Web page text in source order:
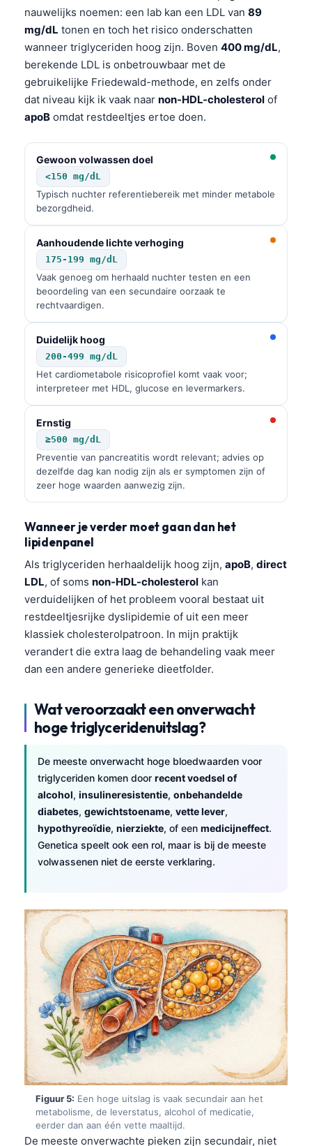
nauwelijks noemen: een lab kan een LDL van 89
mg/dL tonen en toch het risico onderschatten
wanneer triglyceriden hoog zijn. Boven 400 mg/dL,
berekende LDL is onbetrouwbaar met de
gebruikelijke Friedewald-methode, en zelfs onder
dat niveau kijk ik vaak naar non-HDL-cholesterol of
apoB omdat restdeeltjes ertoe doen.
Gewoon volwassen doel
<150 mg/dL
Typisch nuchter referentiebereik met minder metabole
bezorgdheid.
Aanhoudende lichte verhoging
175-199 mg/dL
Vaak genoeg om herhaald nuchter testen en een
beoordeling van een secundaire oorzaak te
rechtvaardigen.
Duidelijk hoog
200-499 mg/dL
Het cardiometabole risicoprofiel komt vaak voor;
interpreteer met HDL, glucose en levermarkers.
Ernstig
≥500 mg/dL
Preventie van pancreatitis wordt relevant; advies op
dezelfde dag kan nodig zijn als er symptomen zijn of
zeer hoge waarden aanwezig zijn.
Wanneer je verder moet gaan dan het
lipidenpanel
Als triglyceriden herhaaldelijk hoog zijn, apoB, direct
LDL, of soms non-HDL-cholesterol kan
verduidelijken of het probleem vooral bestaat uit
restdeeltjesrijke dyslipidemie of uit een meer
klassiek cholesterolpatroon. In mijn praktijk
verandert die extra laag de behandeling vaak meer
dan een andere generieke dieetfolder.
Wat veroorzaakt een onverwacht
hoge triglyceridenuitslag?
De meeste onverwacht hoge bloedwaarden voor
triglyceriden komen door recent voedsel of
alcohol, insulineresistentie, onbehandelde
diabetes, gewichtstoename, vette lever,
hypothyreoïdie, nierziekte, of een medicijneffect.
Genetica speelt ook een rol, maar is bij de meeste
volwassenen niet de eerste verklaring.
Figuur 5: Een hoge uitslag is vaak secundair aan het
metabolisme, de leverstatus, alcohol of medicatie,
eerder dan aan één vette maaltijd.
De meeste onverwachte pieken zijn secundair, niet
پښتو
سنڌي
සිංහල
অসমীয়া
Galego
Latviešu valoda
Македонски јазик
Euskara
Gàidhlig
Occitan
Afrikaans
Монгол
ພາສາລາວ
Basa Jawa
Cebuano
Кыргызча
Татар теле
Esperanto
Frysk
Ślōnskŏ gŏdka
Norsk bokmål